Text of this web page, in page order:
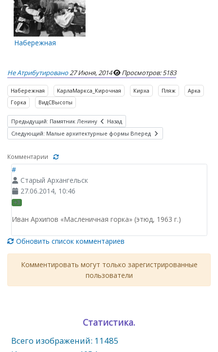
Набережная
Не Атрибутировано27 Июня, 2014 Просмотров: 5183
Набережная КарлаМаркса_Кирочная Кирха Пляж
Арка
Горка
ВидСВысоты
Предыдущий: Памятник Ленину
Назад
Следующий: Малые архитектурные формы Вперед
Комментарии
#
Старый Архангельск
27.06.2014, 10:46
+3
Иван Архипов «Масленичная горка» (этюд, 1963 г.)
Обновить список комментариев
Комментировать могут только зарегистрированные
пользователи
Статистика.
Всего изображений: 11485